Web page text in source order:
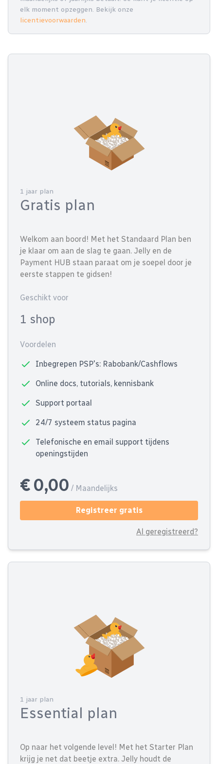
elk moment opzeggen. Bekijk onze
licentievoorwaarden.
1 jaar plan
Gratis plan
Welkom aan boord! Met het Standaard Plan ben
je klaar om aan de slag te gaan. Jelly en de
Payment HUB staan paraat om je soepel door je
eerste stappen te gidsen!
Geschikt voor
1 shop
Voordelen
Inbegrepen PSP's: Rabobank/Cashflows
Online docs, tutorials, kennisbank
Support portaal
24/7 systeem status pagina
Telefonische en email support tijdens
openingstijden
€ 0,00 / Maandelijks
Registreer gratis
Al geregistreerd?
1 jaar plan
Essential plan
Op naar het volgende level! Met het Starter Plan
krijg je net dat beetje extra. Jelly houdt de